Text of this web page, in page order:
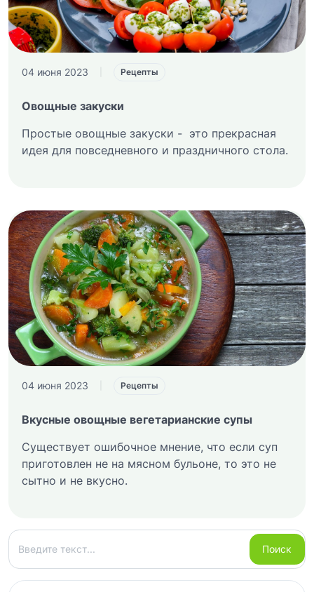
04 июня 2023 Рецепты
Овощные закуски
Простые овощные закуски - это прекрасная
идея для повседневного и праздничного стола.
04 июня 2023 Рецепты
Вкусные овощные вегетарианские супы
Существует ошибочное мнение, что если суп
приготовлен не на мясном бульоне, то это не
сытно и не вкусно.
Поиск
Поиск